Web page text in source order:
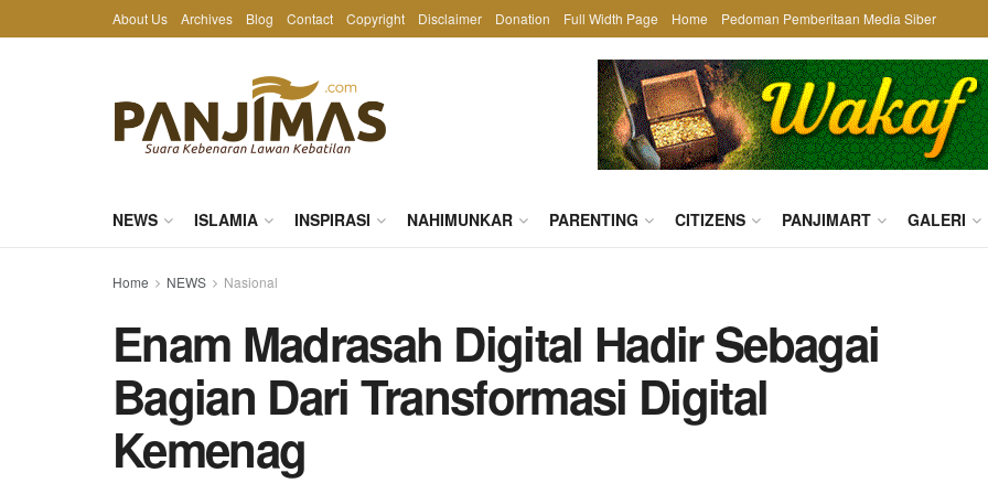
About Us Archives Blog Contact Copyright Disclaimer Donation Full Width Page Home Pedoman Pemberitaan Media Siber
NEWS ISLAMIA INSPIRASI NAHIMUNKAR PARENTING CITIZENS PANJIMART GALERI
Home NEWS Nasional
Enam Madrasah Digital Hadir Sebagai
Bagian Dari Transformasi Digital
Kemenag